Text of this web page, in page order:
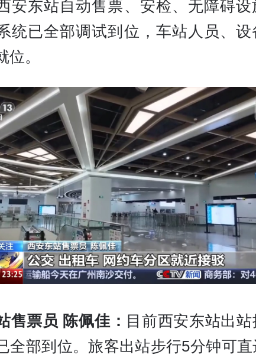
安东站自动售票、安检、无障碍设
统已全部调试到位，车站人员、设
位。
售票员 陈佩佳： 目前西安东站出
全部到位。旅客出站步行5分钟可